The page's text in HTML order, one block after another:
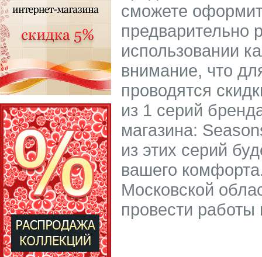
сможете
предварительно
использовании
внимание, что
проводятся
из 1 серий
магазина:
из этих серий
вашего
Московской
провести